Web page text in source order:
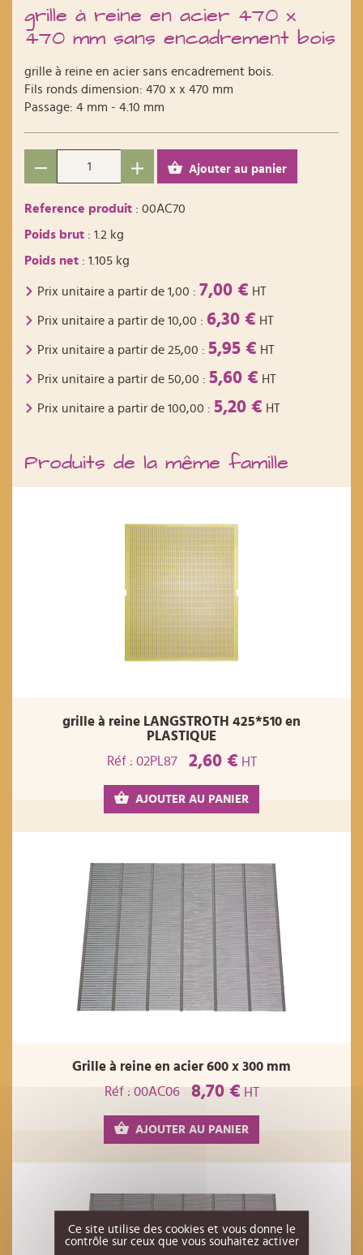
grille à reine en acier 470 x
470 mm sans encadrement bois
grille à reine en acier sans encadrement bois.
Fils ronds dimension: 470 x x 470 mm
Passage: 4 mm - 4.10 mm
Ajouter au panier
Reference produit : 00AC70
Poids brut : 1.2 kg
Poids net : 1.105 kg
Prix unitaire a partir de 1,00 : 7,00 € HT
Prix unitaire a partir de 10,00 : 6,30 € HT
Prix unitaire a partir de 25,00 : 5,95 € HT
Prix unitaire a partir de 50,00 : 5,60 € HT
Prix unitaire a partir de 100,00 : 5,20 € HT
Produits de la même famille
grille à reine LANGSTROTH 425*510 en
PLASTIQUE
Réf : 02PL87
2,60 € HT
AJOUTER AU PANIER
Grille à reine en acier 600 x 300 mm
Réf : 00AC06
8,70 € HT
AJOUTER AU PANIER
Ce site utilise des cookies et vous donne le
contrôle sur ceux que vous souhaitez activer